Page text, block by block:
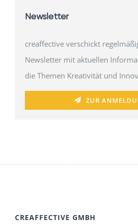
Newsletter
creaffective verschickt
Newsletter mit aktuellen
die Themen Kreativität und
ZUR
CREAFFECTIVE GMBH